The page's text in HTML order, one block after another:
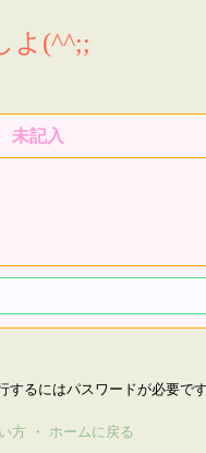
よ(^^;;
未記入
るにはパスワードが必要です
方 ・ ホームに戻る